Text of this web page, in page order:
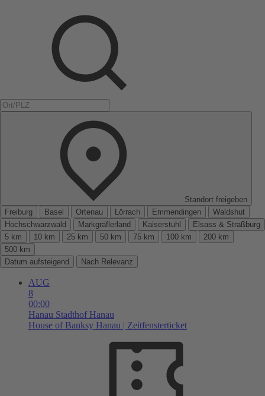
Standort freigeben
Freiburg
Basel Ortenau Lörrach Emmendingen
Waldshut
Hochschwarzwald
Markgräflerland Kaiserstuhl
Elsass & Straßburg
5 km
10 km 25 km 50 km 75 km 100 km
200 km
500 km
Datum aufsteigend
Nach Relevanz
AUG
8
00:00
Hanau Stadthof Hanau
House of Banksy Hanau | Zeitfensterticket